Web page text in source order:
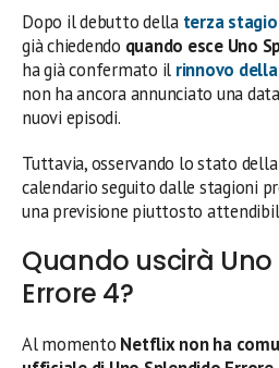
Dopo il debutto della terza
già chiedendo quando esce Uno
ha già confermato il rinnovo
non ha ancora annunciato una
nuovi episodi.
Tuttavia, osservando lo stato
calendario seguito dalle stagioni
una previsione piuttosto
Quando uscirà
Errore 4?
Al momento Netflix non ha